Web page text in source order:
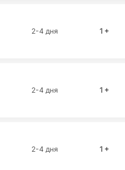
2-4 дня 1 +
2-4 дня 1 +
2-4 дня 1 +